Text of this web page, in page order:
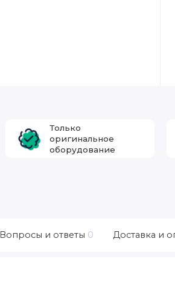
Только
оригинальное
оборудование
Вопросы и ответы 0 Доставка и